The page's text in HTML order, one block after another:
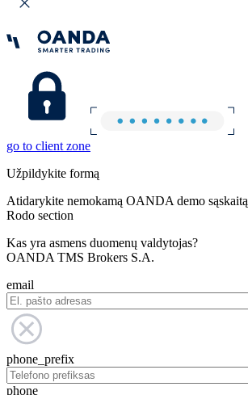
go to client zone
Užpildykite formą
Atidarykite nemokamą OANDA demo sąskaitą
Rodo section
Kas yra asmens duomenų valdytojas?
OANDA TMS Brokers S.A.
email
phone_prefix
phone